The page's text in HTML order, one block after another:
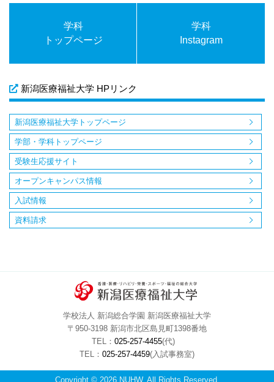
学科
トップページ
学科
Instagram
新潟医療福祉大学 HPリンク
新潟医療福祉大学トップページ
学部・学科トップページ
受験生応援サイト
オープンキャンパス情報
入試情報
資料請求
学校法人 新潟総合学園 新潟医療福祉大学
〒950-3198 新潟市北区島見町1398番地
TEL： 025-257-4455(代)
TEL： 025-257-4459(入試事務室)
Copyright © 2026 NUHW. All Rights Reserved.